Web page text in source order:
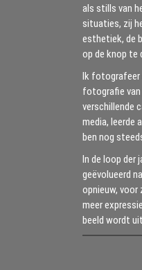
als stills van
situaties, zij
esthetiek, de
op de knop te
Ik fotografeer
fotografie
verschillende
media, leerde
ben nog
In de loop der
geëvolueerd
opnieuw,
meer
beeld wordt